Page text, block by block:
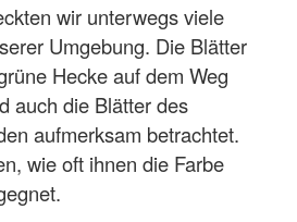
wir unterwegs viele
Umgebung. Die Blätter
Hecke auf dem Weg
auch die Blätter des
aufmerksam betrachtet.
wie oft ihnen die Farbe